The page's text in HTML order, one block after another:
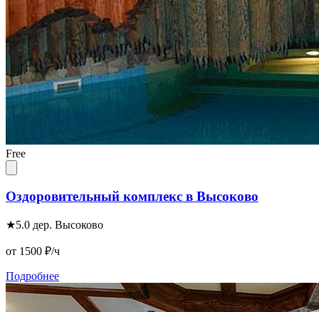
Free
Оздоровительный комплекс в Высоково
★5.0 дер. Высоково
от 1500 ₽/ч
Подробнее